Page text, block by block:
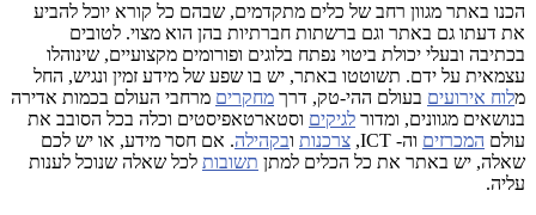
הכנו באתר מגוון רחב של כלים מתקדמים, שבהם כל קורא יוכל להביע
את דעתו גם באתר וגם ברשתות חברתיות בהן הוא מצוי. לטובים
בכתיבה ובעלי יכולת ביטוי נפתח בלוגים ופורומים מקצועיים, שינוהלו
עצמאית על ידם. תשוטטו באתר, יש בו שפע של מידע זמין ונגיש, החל
מלוח אירועים בעולם ההי-טק, דרך מחקרים מרחבי העולם בכמות אדירה
בנושאים מגוונים, ומדור לגיקים וסטארטאפיסטים וכלה בכל הסובב את
עולם המכרזים וה- ICT, צרכנות ובקהילה. אם חסר מידע, או יש לכם
שאלה, יש באתר את כל הכלים למתן תשובות לכל שאלה שנוכל לענות
עליה.